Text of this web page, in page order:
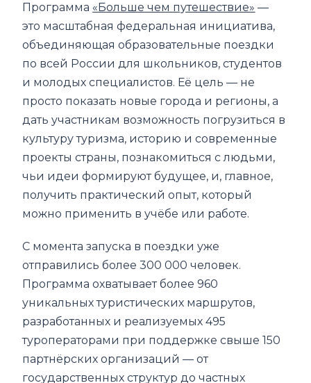
Программа «Больше чем путешествие» —
это масштабная федеральная инициатива,
объединяющая образовательные поездки
по всей России для школьников, студентов
и молодых специалистов. Её цель — не
просто показать новые города и регионы, а
дать участникам возможность погрузиться в
культуру туризма, историю и современные
проекты страны, познакомиться с людьми,
чьи идеи формируют будущее, и, главное,
получить практический опыт, который
можно применить в учёбе или работе.
С момента запуска в поездки уже
отправились более 300 000 человек.
Программа охватывает более 960
уникальных туристических маршрутов,
разработанных и реализуемых 495
туроператорами при поддержке свыше 150
партнёрских организаций — от
государственных структур до частных